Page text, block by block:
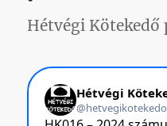
Hétvégi Kötekedő